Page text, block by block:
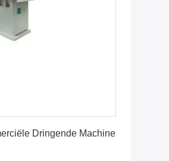
Dringende Machine